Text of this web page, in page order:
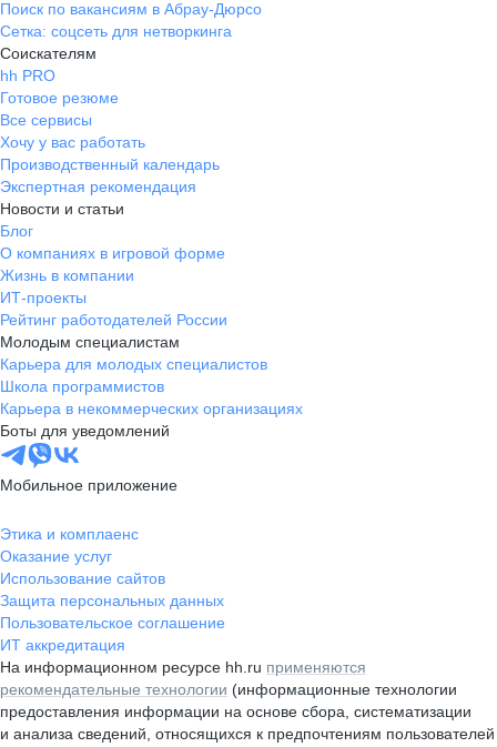
Поиск по вакансиям в Абрау-Дюрсо
Сетка: соцсеть для нетворкинга
Соискателям
hh PRO
Готовое резюме
Все сервисы
Хочу у вас работать
Производственный календарь
Экспертная рекомендация
Новости и статьи
Блог
О компаниях в игровой форме
Жизнь в компании
ИТ-проекты
Рейтинг работодателей России
Молодым специалистам
Карьера для молодых специалистов
Школа программистов
Карьера в некоммерческих организациях
Боты для уведомлений
Мобильное приложение
Этика и комплаенс
Оказание услуг
Использование сайтов
Защита персональных данных
Пользовательское соглашение
ИТ аккредитация
На информационном ресурсе hh.ru применяются
рекомендательные технологии (информационные технологии
предоставления информации на основе сбора, систематизации
и анализа сведений, относящихся к предпочтениям пользователей